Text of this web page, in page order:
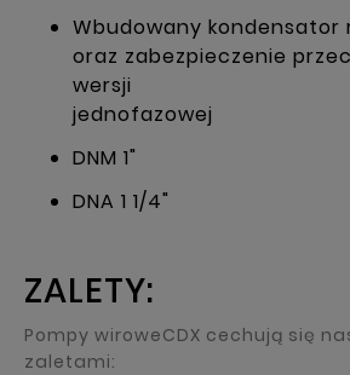
Wbudowany kondensator
oraz zabezpieczenie
wersji
jednofazowej
DNM 1"
DNA 1 1/4"
ZALETY:
Pompy wiroweCDX cechują się
zaletami: